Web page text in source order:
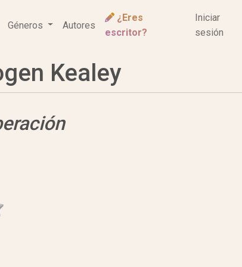
Géneros Autores
¿Eres
escritor?
Iniciar
sesión
Kealey